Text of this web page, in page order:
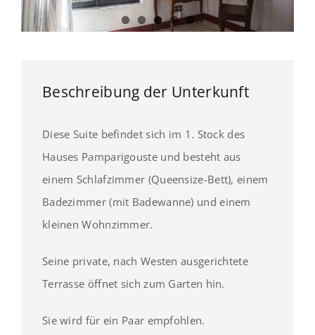
Beschreibung der Unterkunft
Diese Suite befindet sich im 1. Stock des
Hauses Pamparigouste und besteht aus
einem Schlafzimmer (Queensize-Bett), einem
Badezimmer (mit Badewanne) und einem
kleinen Wohnzimmer.
Seine private, nach Westen ausgerichtete
Terrasse öffnet sich zum Garten hin.
Sie wird für ein Paar empfohlen.